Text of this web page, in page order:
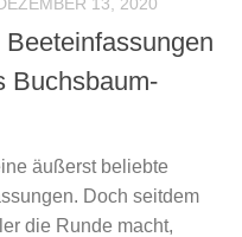
Buchsbaum-
äußerst beliebte
Doch seitdem
die Runde macht,